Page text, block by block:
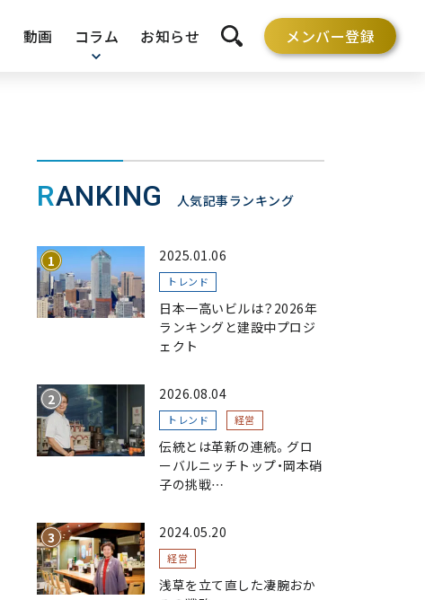
動画 コラム お知らせ 検索を開く メンバー登録
RANKING 人気記事ランキング
2025.01.06
トレンド
日本一高いビルは？2026年
ランキングと建設中プロジ
ェクト
2026.08.04
トレンド 経営
伝統とは革新の連続。グロ
ーバルニッチトップ・岡本硝
子の挑戦
ラスにこだわり、ガラスを超
える経営戦略～
2024.05.20
経営
浅草を立て直した凄腕おか